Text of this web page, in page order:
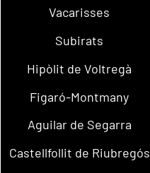
Vacarisses
Subirats
Hipòlit de Voltregà
Figaró-Montmany
Aguilar de Segarra
Castellfollit de Riubregós